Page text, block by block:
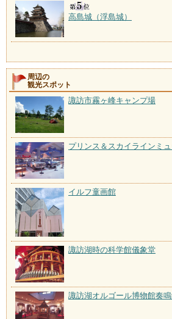
高島城（浮島城）
周辺の
観光スポット
諏訪市霧ヶ峰キャンプ場
プリンス＆スカイラインミ
イルフ童画館
諏訪湖時の科学館儀象堂
諏訪湖オルゴール博物館奏